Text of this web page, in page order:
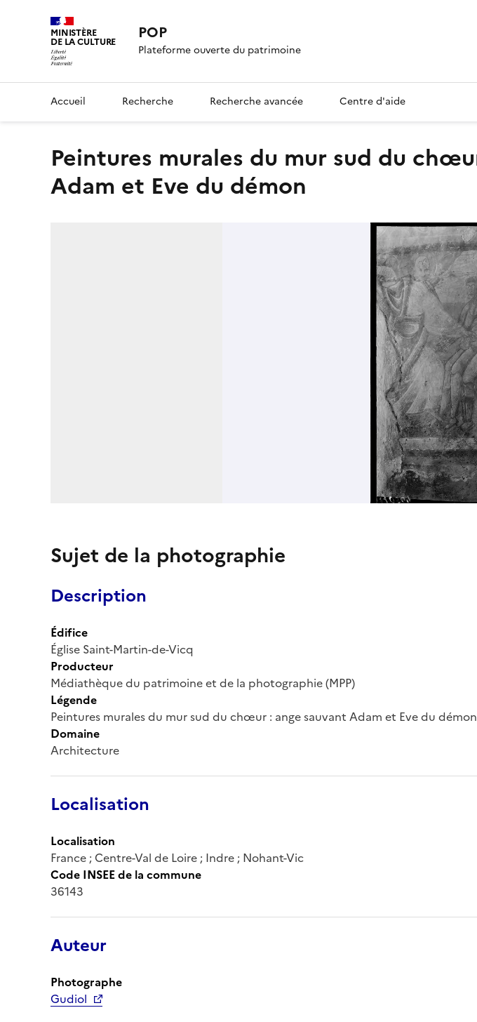
MINISTÈRE
DE LA CULTURE POP
Plateforme ouverte du patrimoine
Accueil Recherche Recherche avancée Centre d'aide
Peintures murales du mur sud du chœur : ange sauvant
Adam et Eve du démon
Sujet de la photographie
Description
Édifice
Église Saint-Martin-de-Vicq
Producteur
Médiathèque du patrimoine et de la photographie (MPP)
Légende
Peintures murales du mur sud du chœur : ange sauvant Adam et Eve du démon
Domaine
Architecture
Localisation
Localisation
France ; Centre-Val de Loire ; Indre ; Nohant-Vic
Code INSEE de la commune
36143
Auteur
Photographe
Gudiol